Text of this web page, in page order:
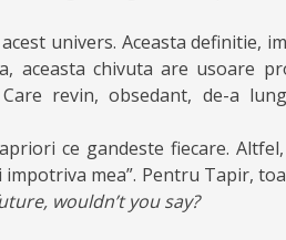
univers. Aceasta definitie,
aceasta chivuta are usoare
revin, obsedant, de-a
ce gandeste fiecare.
mea”. Pentru Tapir,
wouldn’t you say?